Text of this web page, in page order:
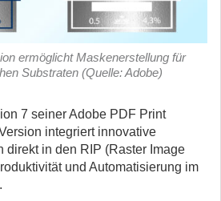
ermöglicht Maskenerstellung für
Substraten (Quelle: Adobe)
7 seiner Adobe PDF Print
integriert innovative
direkt in den RIP (Raster Image
und Automatisierung im